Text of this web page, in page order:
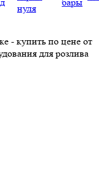
нуля
- купить по цене от
для розлива